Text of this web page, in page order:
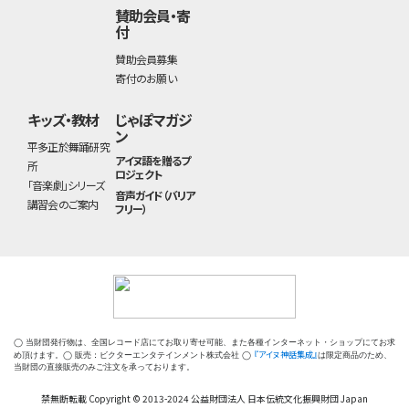
賛助会員・寄
付
賛助会員募集
寄付のお願い
キッズ・教材
平多正於舞踊研究
所
「音楽劇」シリーズ
講習会のご案内
じゃぽマガジ
ン
アイヌ語を贈るプ
ロジェクト
音声ガイド（バリア
フリー）
◯ 当財団発行物は、全国レコード店にてお取り寄せ可能、また各種インターネット・ショップにてお求
め頂けます。◯ 販売：ビクターエンタテインメント株式会社 ◯ 『アイヌ神話集成』は限定商品のため、
当財団の直接販売のみご注文を承っております。
禁無断転載 Copyright © 2013-2024 公益財団法人 日本伝統文化振興財団 Japan